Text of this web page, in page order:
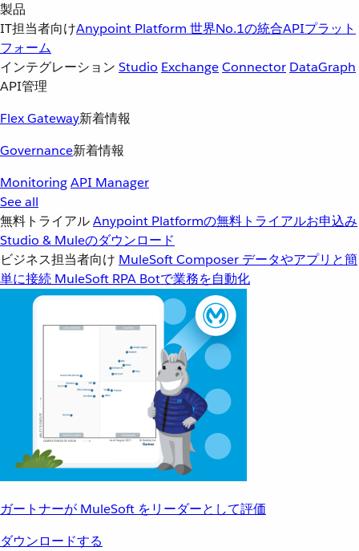
製品
IT担当者向けAnypoint Platform 世界No.1の統合APIプラット
フォーム
インテグレーション Studio ExchangeConnector DataGraph
API管理
Flex Gateway新着情報
Governance新着情報
MonitoringAPI Manager
See all
無料トライアルAnypoint Platformの無料トライアルお申込み
Studio & Muleのダウンロード
ビジネス担当者向け MuleSoft Composer データやアプリと簡
単に接続 MuleSoft RPA Botで業務を自動化
ガートナーが MuleSoft をリーダーとして評価
ダウンロードする